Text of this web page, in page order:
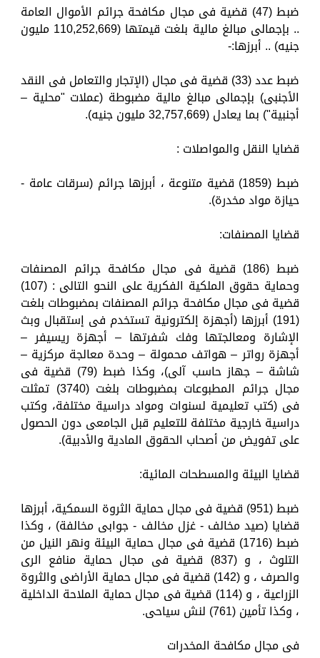
ضبط (47) قضية فى مجال مكافحة جرائم الأموال العامة
.. بإجمالى مبالغ مالية بلغت قيمتها (110,252,669 مليون
جنيه) .. أبرزها:-
ضبط عدد (33) قضية فى مجال (الإتجار والتعامل فى النقد
الأجنبى) بإجمالى مبالغ مالية مضبوطة (عملات "محلية –
أجنبية") بما يعادل (32,757,669 مليون جنيه).
قضايا النقل والمواصلات :
ضبط (1859) قضية متنوعة ، أبرزها جرائم (سرقات عامة -
حيازة مواد مخدرة).
قضايا المصنفات:
ضبط (186) قضية فى مجال مكافحة جرائم المصنفات
وحماية حقوق الملكية الفكرية على النحو التالى : (107)
قضية فى مجال مكافحة جرائم المصنفات بمضبوطات بلغت
(191) أبرزها (أجهزة إلكترونية تستخدم فى إستقبال وبث
الإشارة ومعالجتها وفك شفرتها – أجهزة ريسيفر –
أجهزة رواتر – هواتف محمولة – وحدة معالجة مركزية –
شاشة – جهاز حاسب آلى)، وكذا ضبط (79) قضية فى
مجال جرائم المطبوعات بمضبوطات بلغت (3740) تمثلت
فى (كتب تعليمية لسنوات ومواد دراسية مختلفة، وكتب
دراسية خارجية مختلفة للتعليم قبل الجامعى دون الحصول
على تفويض من أصحاب الحقوق المادية والأدبية).
قضايا البيئة والمسطحات المائية:
ضبط (951) قضية فى مجال حماية الثروة السمكية، أبرزها
قضايا (صيد مخالف - غزل مخالف - جوابى مخالفة) ، وكذا
ضبط (1716) قضية فى مجال حماية البيئة ونهر النيل من
التلوث ، و (837) قضية فى مجال حماية منافع الرى
والصرف ، و (142) قضية فى مجال حماية الأراضى والثروة
الزراعية ، و (114) قضية فى مجال حماية الملاحة الداخلية
، وكذا تأمين (761) لنش سياحى.
فى مجال مكافحة المخدرات